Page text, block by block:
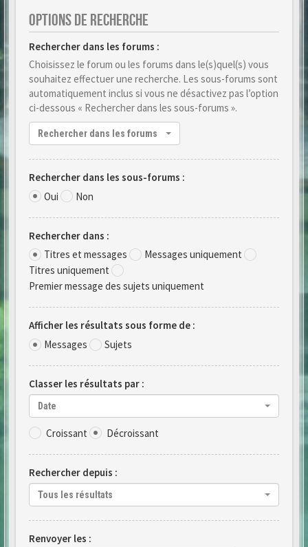
OPTIONS DE RECHERCHE
Rechercher dans les forums :
Choisissez le forum ou les forums dans le(s)quel(s) vous
souhaitez effectuer une recherche. Les sous-forums sont
automatiquement inclus si vous ne désactivez pas l’option
ci-dessous « Rechercher dans les sous-forums ».
Rechercher dans les forums
Rechercher dans les sous-forums :
Oui
Non
Rechercher dans :
Titres et messages
Messages uniquement
Titres uniquement
Premier message des sujets uniquement
Afficher les résultats sous forme de :
Messages
Sujets
Classer les résultats par :
Date
Croissant Décroissant
Rechercher depuis :
Tous les résultats
Renvoyer les :